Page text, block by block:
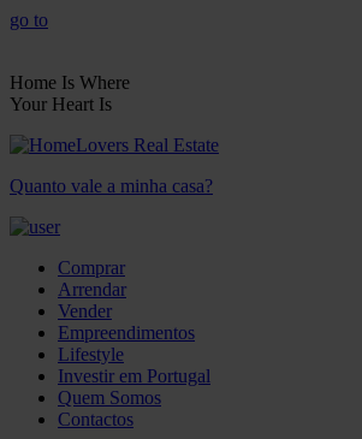
go to
Home Is Where
Your Heart Is
Quanto vale a minha casa?
Comprar
Arrendar
Vender
Empreendimentos
Lifestyle
Investir em Portugal
Quem Somos
Contactos